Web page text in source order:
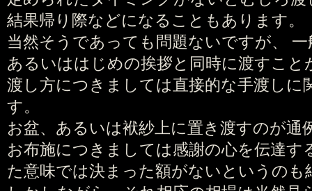
結果帰り際などになることもあります。
当然そうであっても問題ないですが、
あるいははじめの挨拶と同時に渡すこ
渡し方につきましては直接的な手渡しに
す。
お盆、あるいは袱紗上に置き渡すのが通
お布施につきましては感謝の心を伝達
た意味では決まった額がないというのも